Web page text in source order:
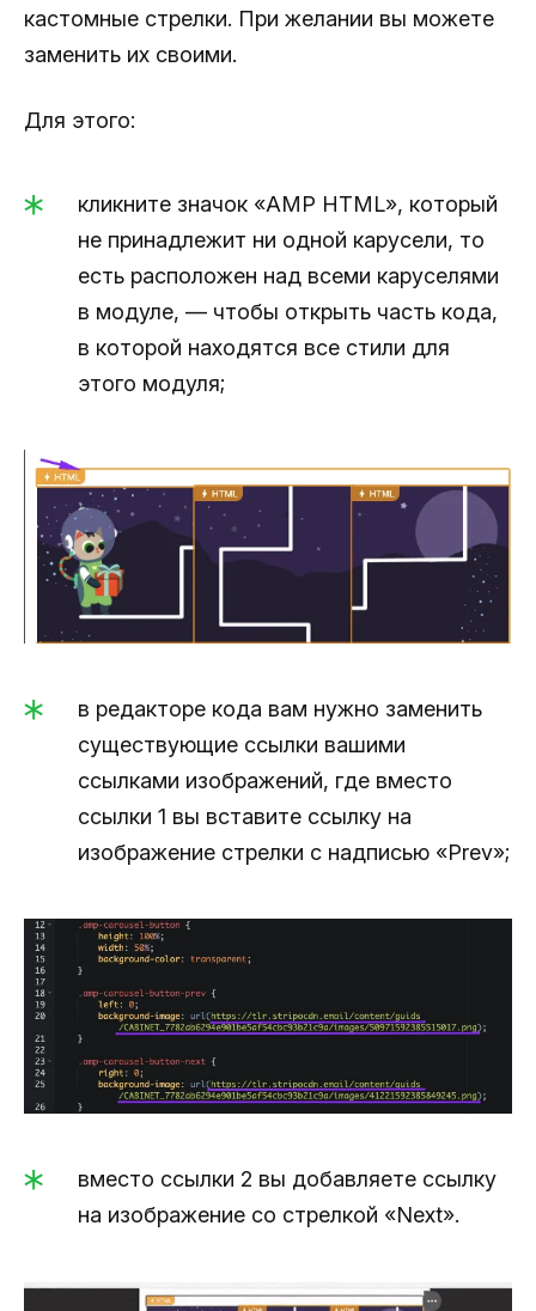
кастомные стрелки. При желании вы можете
заменить их своими.
Для этого:
кликните значок «AMP HTML», который
не принадлежит ни одной карусели, то
есть расположен над всеми каруселями
в модуле, — чтобы открыть часть кода,
в которой находятся все стили для
этого модуля;
в редакторе кода вам нужно заменить
существующие ссылки вашими
ссылками изображений, где вместо
ссылки 1 вы вставите ссылку на
изображение стрелки с надписью «Prev»;
вместо ссылки 2 вы добавляете ссылку
на изображение со стрелкой «Next».